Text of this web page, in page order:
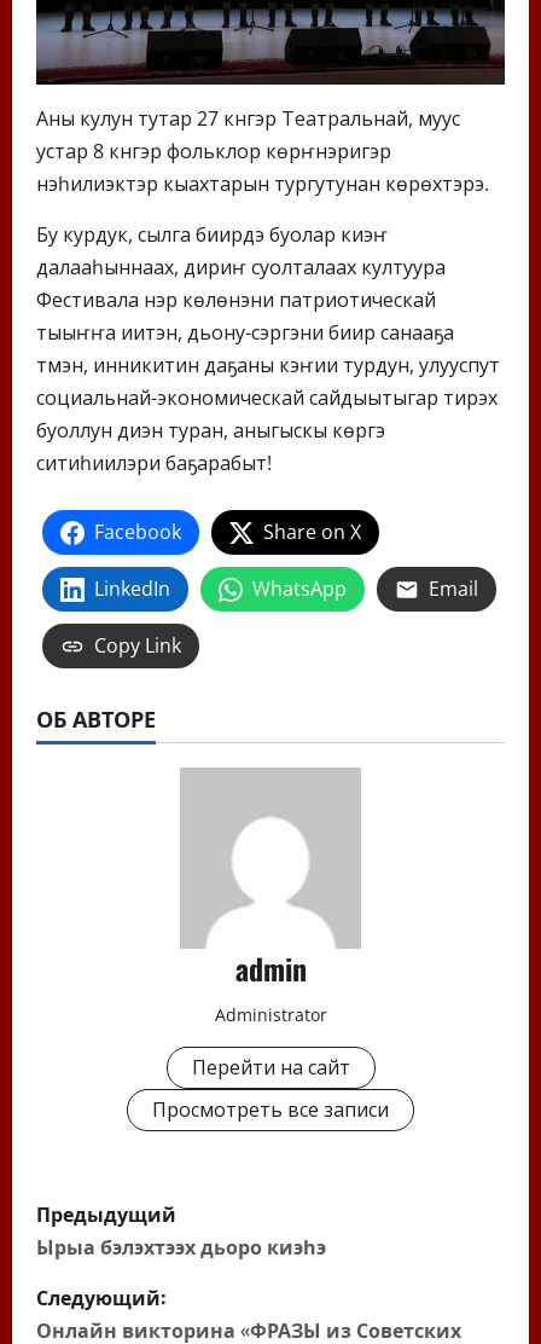
Аны кулун тутар 27 күнүгэр Театральнай, муус
устар 8 күнүгэр фольклор көрүҥнэригэр
нэһилиэктэр кыахтарын тургутунан көрүөхтэрэ.
Бу курдук, сылга биирдэ буолар киэҥ
далааһыннаах, дириҥ суолталаах култуура
Фестивала үүнэр көлүөнэни патриотическай
тыыҥҥа иитэн, дьону-сэргэни биир санааҕа
түмэн, инникитин даҕаны кэҥии турдун, улууспут
социальнай-экономическай сайдыытыгар тирэх
буоллун диэн туран, аныгыскы көрүүгэ
ситиһиилэри баҕарабыт!
Facebook Share on X
LinkedIn WhatsApp Email
Copy Link
ОБ АВТОРЕ
admin
Administrator
Перейти на сайт
Просмотреть все записи
Н
а
в
Предыдущий
Ырыа бэлэхтээх дьоро киэһэ
Следующий:
Онлайн викторина «ФРАЗЫ из Советских